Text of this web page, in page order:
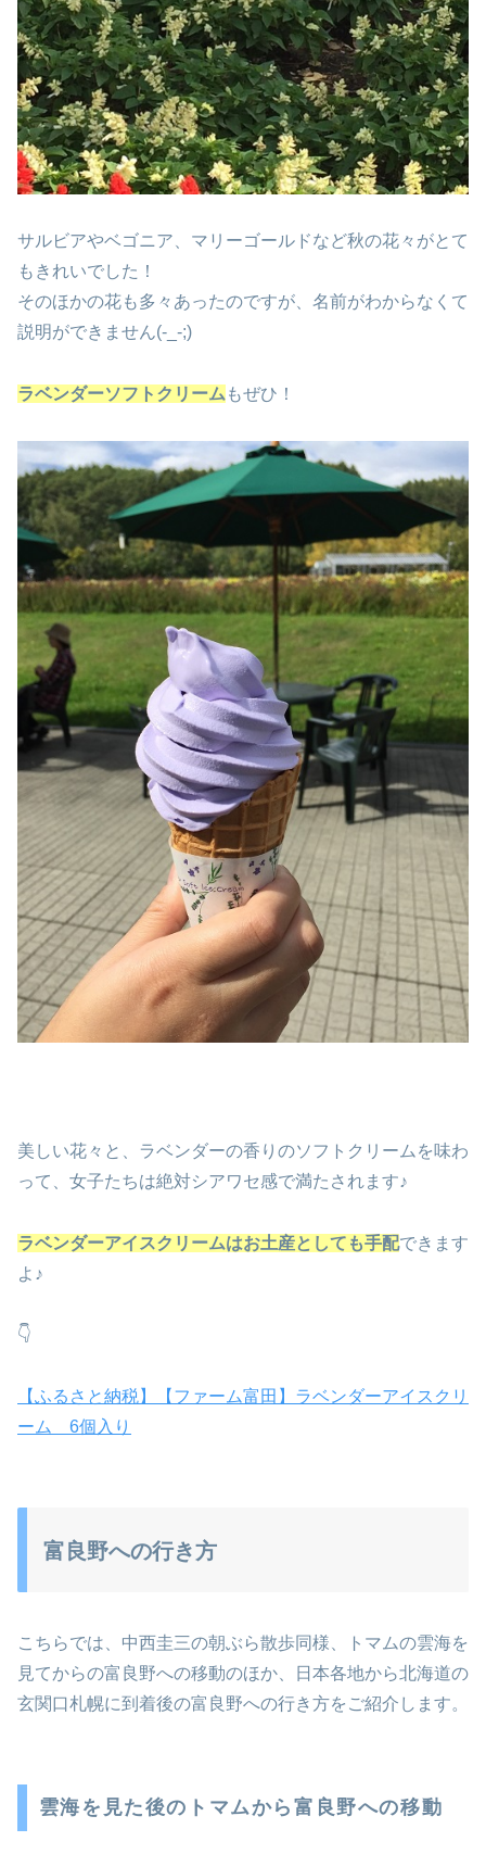
サルビアやベゴニア、マリーゴールドなど秋の花々がとて
もきれいでした！
そのほかの花も多々あったのですが、名前がわからなくて
説明ができません(-_-;)
ラベンダーソフトクリーム もぜひ！
美しい花々と、ラベンダーの香りのソフトクリームを味わ
って、女子たちは絶対シアワセ感で満たされます♪
ラベンダーアイスクリームはお土産としても手配できます
よ♪
👇
【ふるさと納税】【ファーム富田】ラベンダーアイスクリ
ーム 6個入り
富良野への行き方
こちらでは、中西圭三の朝ぶら散歩同様、トマムの雲海を
見てからの富良野への移動のほか、日本各地から北海道の
玄関口札幌に到着後の富良野への行き方をご紹介します。
雲海を見た後のトマムから富良野への移動